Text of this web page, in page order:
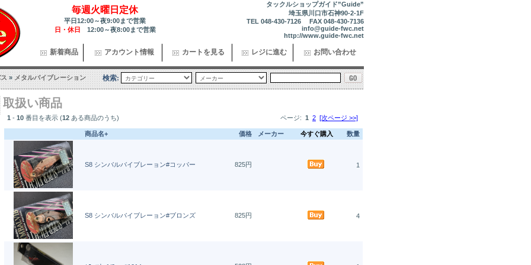
毎週火曜日定休
平日12:00～夜9:00まで営業
日・休日 12:00～夜8:00まで営業
タックルショップガイド”Guide”
埼玉県川口市石神90-2-1F
TEL 048-430-7126 FAX 048-430-7136
info@guide-fwc.net
http://www.guide-fwc.net
新着商品 アカウント情報 カートを見る レジに進む お問い合わせ
»メタルバイブレーション 検索:
取扱い商品
1 - 10 番目を表示 (12 ある商品のうち) ページ: 1 2 [次ページ >>]
商品名+ 価格 メーカー 今すぐ購入 数量
S8 シンバルバイブレーョン#コッパー 825円 1
S8 シンバルバイブレーョン#ブロンズ 825円 4